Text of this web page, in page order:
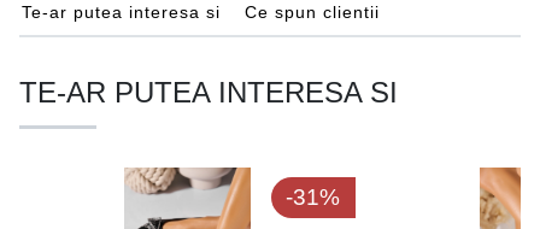
Te-ar putea interesa si Ce spun clientii
TE-AR PUTEA INTERESA SI
-31%